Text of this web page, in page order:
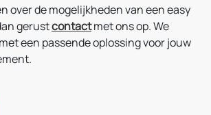
over de mogelijkheden van een easy
gerustcontactmet ons op. We
een passende oplossing voor jouw